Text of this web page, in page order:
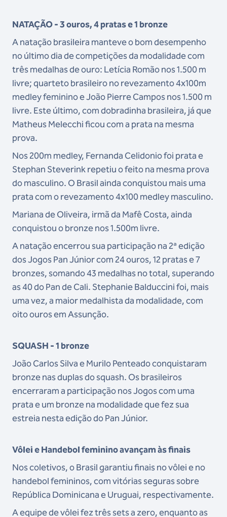
NATAÇÃO - 3 ouros, 4 pratas e 1 bronze
A natação brasileira manteve o bom desempenho
no último dia de competições da modalidade com
três medalhas de ouro: Letícia Romão nos 1.500 m
livre; quarteto brasileiro no revezamento 4x100m
medley feminino e João Pierre Campos nos 1.500 m
livre. Este último, com dobradinha brasileira, já que
Matheus Melecchi ficou com a prata na mesma
prova.
Nos 200m medley, Fernanda Celidonio foi prata e
Stephan Steverink repetiu o feito na mesma prova
do masculino. O Brasil ainda conquistou mais uma
prata com o revezamento 4x100 medley masculino.
Mariana de Oliveira, irmã da Mafê Costa, ainda
conquistou o bronze nos 1.500m livre.
A natação encerrou sua participação na 2ª edição
dos Jogos Pan Júnior com 24 ouros, 12 pratas e 7
bronzes, somando 43 medalhas no total, superando
as 40 do Pan de Cali. Stephanie Balduccini foi, mais
uma vez, a maior medalhista da modalidade, com
oito ouros em Assunção.
SQUASH - 1 bronze
João Carlos Silva e Murilo Penteado conquistaram
bronze nas duplas do squash. Os brasileiros
encerraram a participação nos Jogos com uma
prata e um bronze na modalidade que fez sua
estreia nesta edição do Pan Júnior.
Vôlei e Handebol feminino avançam às finais
Nos coletivos, o Brasil garantiu finais no vôlei e no
handebol femininos, com vitórias seguras sobre
República Dominicana e Uruguai, respectivamente.
A equipe de vôlei fez três sets a zero, enquanto as